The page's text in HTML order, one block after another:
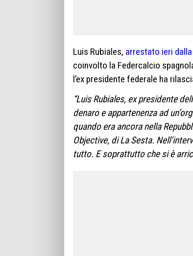
Luis Rubiales, arrestato ieri
coinvolto la Federcalcio
l’ex presidente federale ha
“Luis Rubiales, ex presidente
denaro e appartenenza ad
quando era ancora nella
Objective, di La Sesta.
tutto. E soprattutto che si è